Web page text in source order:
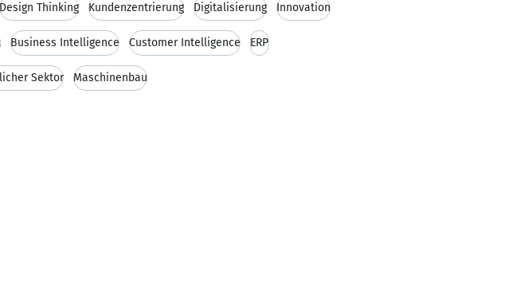
Design Thinking Kundenzentrierung Digitalisierung Innovation
Business Intelligence Customer Intelligence ERP
Sektor Maschinenbau